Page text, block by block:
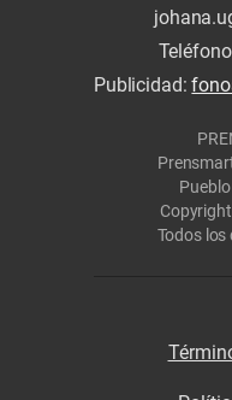
Publicidad:
Todos los